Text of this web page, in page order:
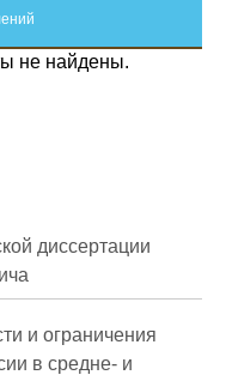
не найдены.
диссертации
и ограничения
в средне- и